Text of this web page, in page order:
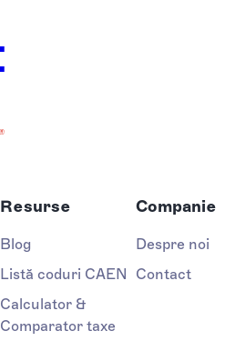
Resurse
Blog
Listă coduri CAEN
Calculator &
Comparator taxe
Companie
Despre noi
Contact